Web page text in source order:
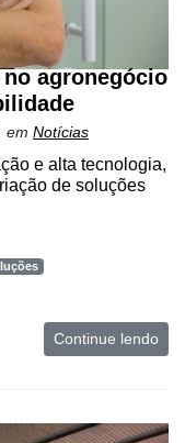
agronegócio
em Notícias
e alta tecnologia,
de soluções
Continue lendo